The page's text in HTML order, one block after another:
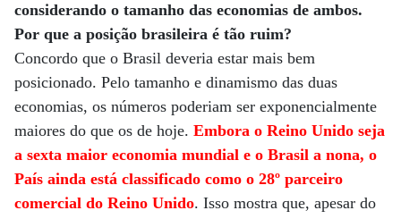
considerando o tamanho das economias de ambos.
Por que a posição brasileira é tão ruim?
Concordo que o Brasil deveria estar mais bem
posicionado. Pelo tamanho e dinamismo das duas
economias, os números poderiam ser exponencialmente
maiores do que os de hoje. Embora o Reino Unido seja
a sexta maior economia mundial e o Brasil a nona, o
País ainda está classificado como o 28º parceiro
comercial do Reino Unido. Isso mostra que, apesar do